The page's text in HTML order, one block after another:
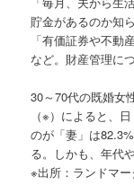
貯金があるのか知
「有価証券や不動
など。財産管理に
30～70代の既婚女
（※）によると、
のが「妻」は
る。しかも、年代
※出所：ランドマ